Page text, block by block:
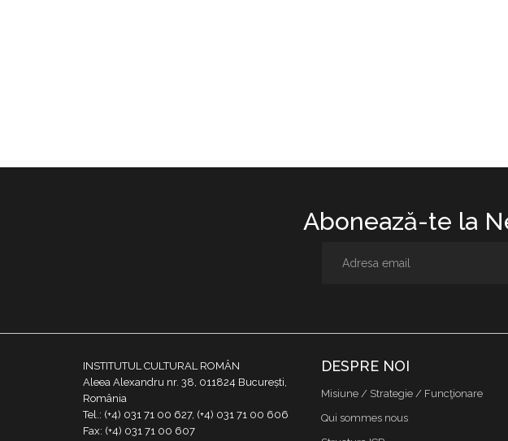
Abonează-te la
INSTITUTUL CULTURAL ROMÂN
Aleea Alexandru nr. 38, 011824 București,
România
Tel.: (+4) 031 71 00 627, (+4) 031 71 00 606
Fax: (+4) 031 71 00 607
DESPRE NOI
Misiune / Strategie / Funcţionare
Qui sommes nous